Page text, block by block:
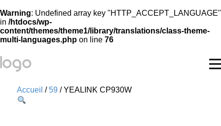
Warning: Undefined array key "HTTP_ACCEPT_LANGUAGE"
in /htdocs/wp-
content/themes/theme1/library/translations/class-theme-
multi-languages.php on line 76
Accueil / 59 / YEALINK CP930W